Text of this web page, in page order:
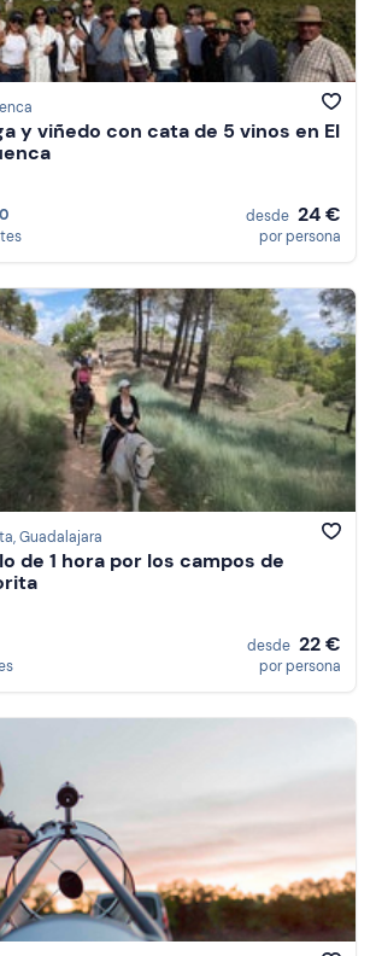
y viñedo con cata de 5 vinos en El
desde 24 €
por persona
Guadalajara
de 1 hora por los campos de
desde 22 €
por persona